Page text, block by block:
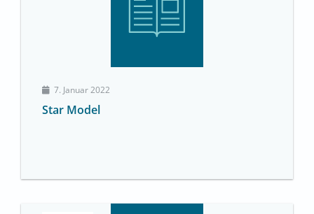
7. Januar 2022
Star Model